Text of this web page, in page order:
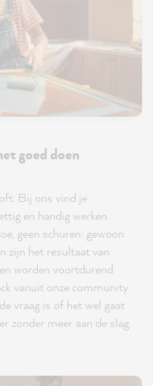
goed doen
Bij ons vind je
en handig werken.
geen schuren: gewoon
zijn het resultaat van
worden voortdurend
vanuit onze community.
vraag is of het wel gaat
zonder meer aan de slag.